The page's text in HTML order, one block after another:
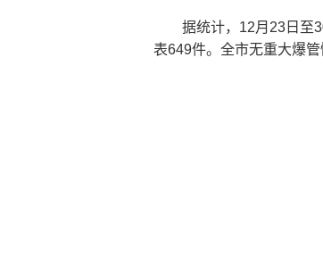
据统计，12月23日至
表649件。全市无重大爆